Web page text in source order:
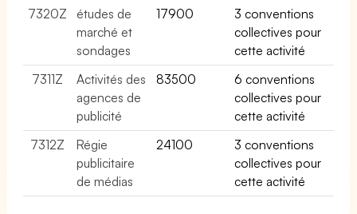
7320Z
études de
marché et
sondages
17900
3 conventions
collectives pour
cette activité
7311Z
Activités des
agences de
publicité
83500
6 conventions
collectives pour
cette activité
7312Z
Régie
publicitaire
de médias
24100
3 conventions
collectives pour
cette activité